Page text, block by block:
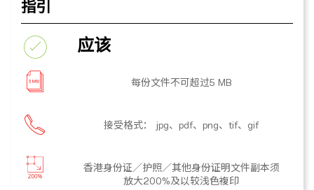
指引
应该
每份文件不可超过5 MB
接受格式： jpg、pdf、png、tif、gif
香港身份证／护照／其他身份证明文件副本须
放大200%及以较浅色複印